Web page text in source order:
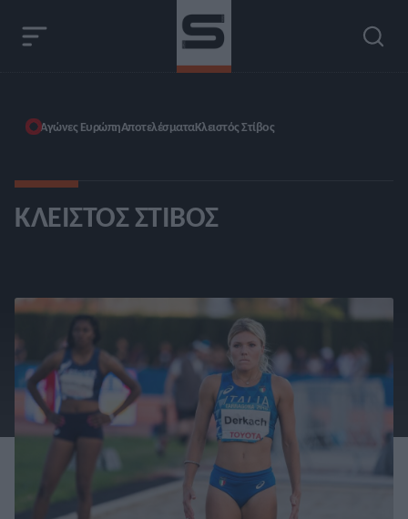
Αγώνες ΕυρώπηΑποτελέσματαΚλειστός Στίβος
ΚΛΕΙΣΤΌΣ ΣΤΊΒΟΣ